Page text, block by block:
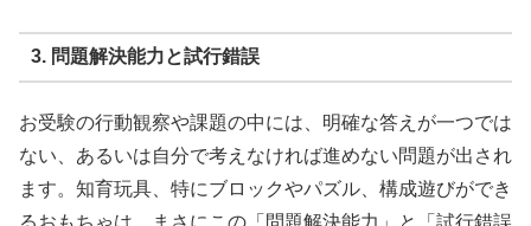
3. 問題解決能力と試行錯誤
お受験の行動観察や課題の中には、明確な答えが一つでは
ない、あるいは自分で考えなければ進めない問題が出され
ます。知育玩具、特にブロックやパズル、構成遊びができ